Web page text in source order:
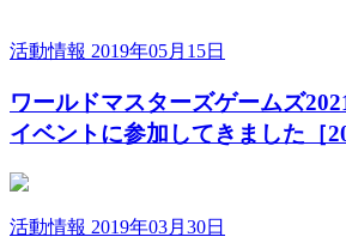
活動情報 2019年05月15日
ワールドマスターズゲームズ
イベントに参加してきました［
活動情報 2019年03月30日